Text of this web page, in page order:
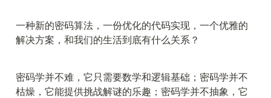
一种新的密码算法，一份优化的代码实现，一个优雅的
解决方案，和我们的生活到底有什么关系？
密码学并不难，它只需要数学和逻辑基础；密码学并不
枯燥，它能提供挑战解谜的乐趣；密码学并不抽象，它